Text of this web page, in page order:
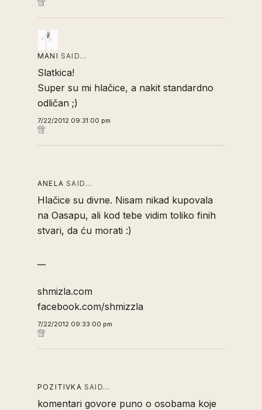
MANI SAID…
Slatkica!
Super su mi hlačice, a nakit standardno
odličan ;)
7/22/2012 09:31:00 pm
ANELA SAID…
Hlačice su divne. Nisam nikad kupovala
na Oasapu, ali kod tebe vidim toliko finih
stvari, da ću morati :)
shmizla.com
facebook.com/shmizzla
7/22/2012 09:33:00 pm
POZITIVKA SAID…
komentari govore puno o osobama koje